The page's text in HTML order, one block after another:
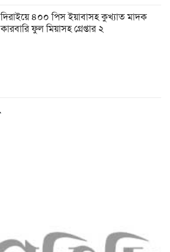
দিরাইয়ে ৪০০ পিস ইয়াবাসহ কুখ্যাত মাদক
কারবারি ফুল মিয়াসহ গ্রেপ্তার ২